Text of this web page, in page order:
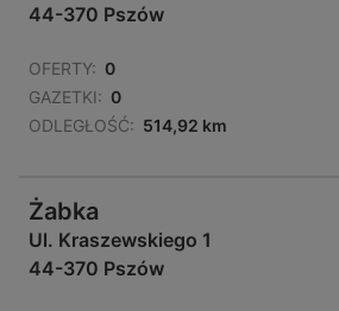
44-370 Pszów
OFERTY: 0
GAZETKI: 0
ODLEGŁOŚĆ: 514,92 km
Żabka
Ul. Kraszewskiego 1
44-370 Pszów